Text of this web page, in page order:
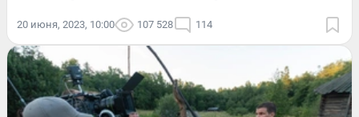
20 июня, 2023, 10:00 107 528 114